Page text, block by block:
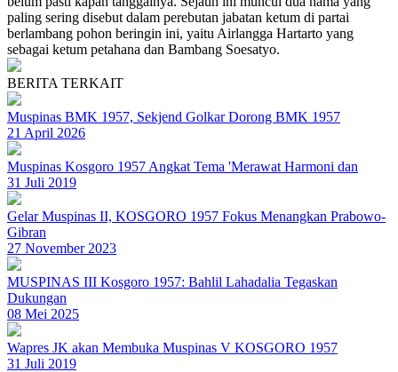
paling sering disebut dalam perebutan jabatan ketum di partai
berlambang pohon beringin ini, yaitu Airlangga Hartarto yang
sebagai ketum petahana dan Bambang Soesatyo.
BERITA TERKAIT
Muspinas BMK 1957, Sekjend Golkar Dorong BMK 1957
21 April 2026
Muspinas Kosgoro 1957 Angkat Tema 'Merawat Harmoni dan
31 Juli 2019
Gelar Muspinas II, KOSGORO 1957 Fokus Menangkan Prabowo-
Gibran
27 November 2023
MUSPINAS III Kosgoro 1957: Bahlil Lahadalia Tegaskan
Dukungan
08 Mei 2025
Wapres JK akan Membuka Muspinas V KOSGORO 1957
31 Juli 2019